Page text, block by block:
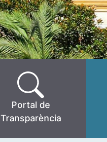
Portal de
Transparència